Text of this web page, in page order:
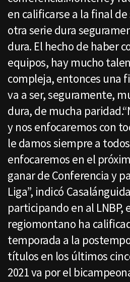
en calificarse a la final de
otra serie dura
dura. El hecho de haber
equipos, hay mucho
compleja, entonces una
va a ser, seguramente,
dura, de mucha
y nos enfocaremos con
le damos siempre a
enfocaremos en el
ganar de Conferencia y
Liga”, indicó
participando en al LNBP,
regiomontano ha
temporada a la
títulos en los últimos
2021 va por el